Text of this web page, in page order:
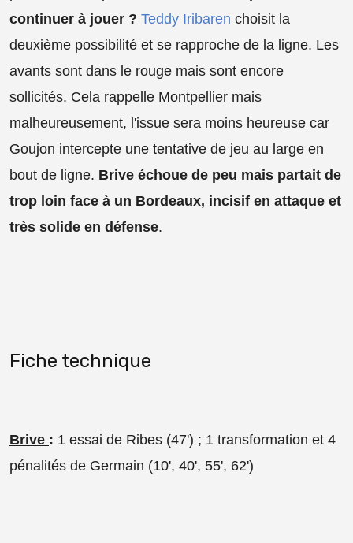
continuer à jouer ? Teddy Iribaren choisit la
deuxième possibilité et se rapproche de la ligne. Les
avants sont dans le rouge mais sont encore
sollicités. Cela rappelle Montpellier mais
malheureusement, l'issue sera moins heureuse car
Goujon intercepte une tentative de jeu au large en
bout de ligne. Brive échoue de peu mais partait de
trop loin face à un Bordeaux, incisif en attaque et
très solide en défense.
Fiche technique
Brive : 1 essai de Ribes (47') ; 1 transformation et 4
pénalités de Germain (10', 40', 55', 62')